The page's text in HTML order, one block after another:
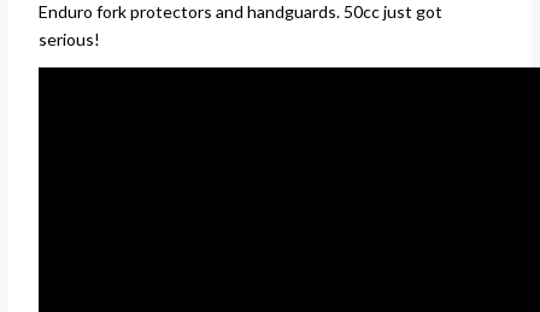
Enduro fork protectors and handguards. 50cc just got
serious!